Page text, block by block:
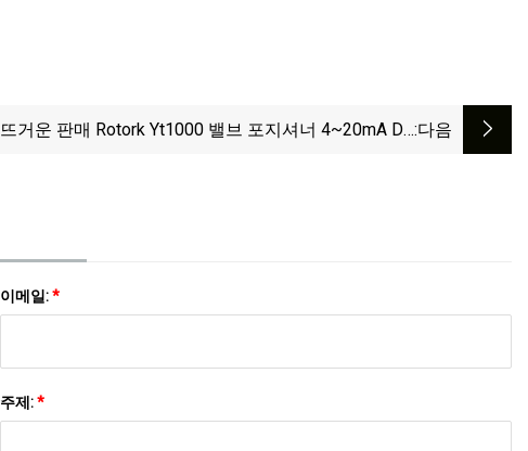
뜨거운 판매 Rotork Yt1000 밸브 포지셔너 4~20mA DC:다음
이메일:*
주제:*